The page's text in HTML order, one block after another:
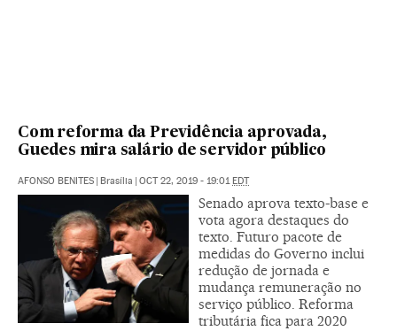
Com reforma da Previdência aprovada,
Guedes mira salário de servidor público
AFONSO BENITES Brasília OCT 22, 2019 - 19:01 EDT
Senado aprova texto-base e
vota agora destaques do
texto. Futuro pacote de
medidas do Governo inclui
redução de jornada e
mudança remuneração no
serviço público. Reforma
tributária fica para 2020